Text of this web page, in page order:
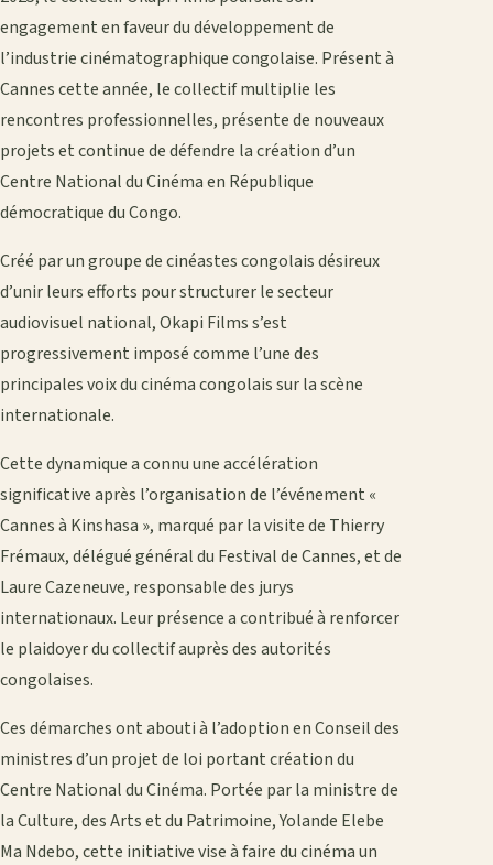
engagement en faveur du développement de
l’industrie cinématographique congolaise. Présent à
Cannes cette année, le collectif multiplie les
rencontres professionnelles, présente de nouveaux
projets et continue de défendre la création d’un
Centre National du Cinéma en République
démocratique du Congo.
Créé par un groupe de cinéastes congolais désireux
d’unir leurs efforts pour structurer le secteur
audiovisuel national, Okapi Films s’est
progressivement imposé comme l’une des
principales voix du cinéma congolais sur la scène
internationale.
Cette dynamique a connu une accélération
significative après l’organisation de l’événement «
Cannes à Kinshasa », marqué par la visite de Thierry
Frémaux, délégué général du Festival de Cannes, et de
Laure Cazeneuve, responsable des jurys
internationaux. Leur présence a contribué à renforcer
le plaidoyer du collectif auprès des autorités
congolaises.
Ces démarches ont abouti à l’adoption en Conseil des
ministres d’un projet de loi portant création du
Centre National du Cinéma. Portée par la ministre de
la Culture, des Arts et du Patrimoine, Yolande Elebe
Ma Ndebo, cette initiative vise à faire du cinéma un